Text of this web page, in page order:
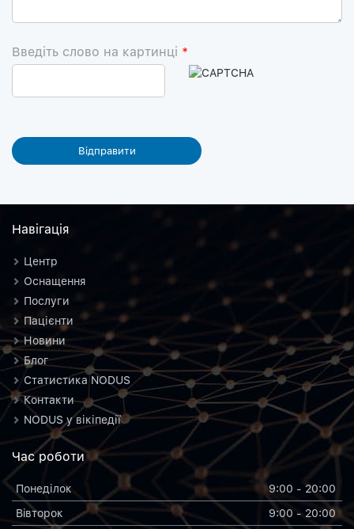
Введіть слово на картинці *
Навiгацiя
Центр
Оснащення
Послуги
Пацієнти
Новини
Блог
Статистика NODUS
Контакти
NODUS у вікіпедії
Час роботи
Понеділок
9:00 - 20:00
Вiвторок
9:00 - 20:00